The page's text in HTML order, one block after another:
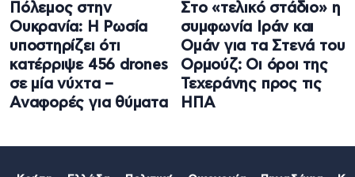
Πόλεμος στην
Ουκρανία: Η Ρωσία
υποστηρίζει ότι
κατέρριψε 456 drones
σε μία νύχτα –
Αναφορές για θύματα
Στο «τελικό στάδιο» η
συμφωνία Ιράν και
Ομάν για τα Στενά του
Ορμούζ: Οι όροι της
Τεχεράνης προς τις
ΗΠΑ